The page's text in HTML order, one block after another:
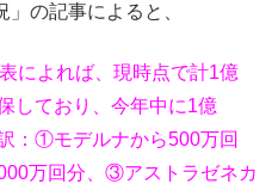
」の記事によると、
によれば、現時点で計1億
しており、今年中に1億
：①モデルナから500万回
万回分、③アストラゼネカ